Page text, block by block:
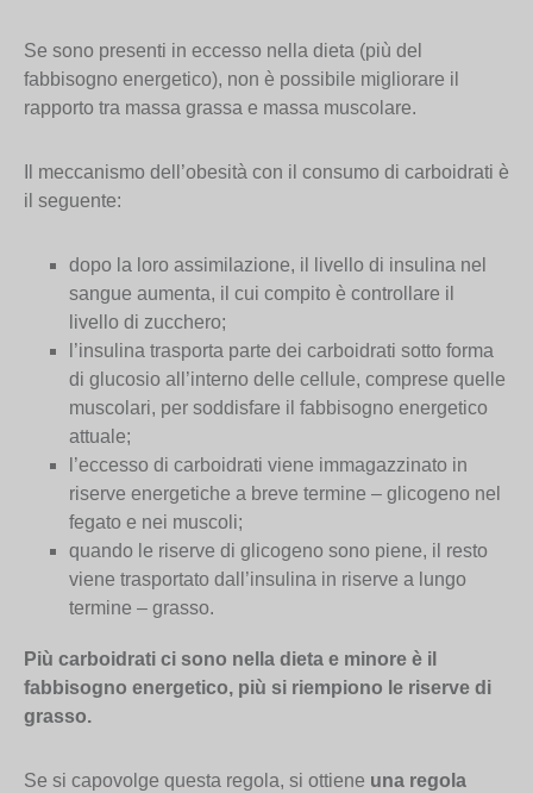
Se sono presenti in eccesso nella dieta (più del
fabbisogno energetico), non è possibile migliorare il
rapporto tra massa grassa e massa muscolare.
Il meccanismo dell’obesità con il consumo di carboidrati è
il seguente:
dopo la loro assimilazione, il livello di insulina nel
sangue aumenta, il cui compito è controllare il
livello di zucchero;
l’insulina trasporta parte dei carboidrati sotto forma
di glucosio all’interno delle cellule, comprese quelle
muscolari, per soddisfare il fabbisogno energetico
attuale;
l’eccesso di carboidrati viene immagazzinato in
riserve energetiche a breve termine – glicogeno nel
fegato e nei muscoli;
quando le riserve di glicogeno sono piene, il resto
viene trasportato dall’insulina in riserve a lungo
termine – grasso.
Più carboidrati ci sono nella dieta e minore è il
fabbisogno energetico, più si riempiono le riserve di
grasso.
Se si capovolge questa regola, si ottiene una regola